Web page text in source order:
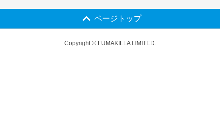
ページトップ
Copyright © FUMAKILLA LIMITED.